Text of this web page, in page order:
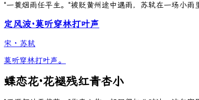
"一蓑烟雨任平生。"被贬黄州途中遇雨，苏轼在一场小雨
定风波·莫听穿林打叶声
宋 · 苏轼
莫听穿林打叶声。
蝶恋花·花褪残红青杏小